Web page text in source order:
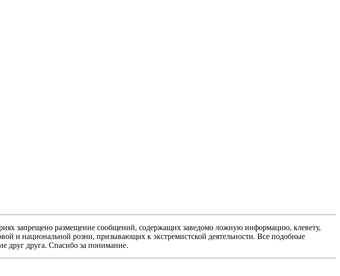
запрещено размещение сообщений, содержащих заведомо ложную информацию, клевету,
и национальной розни, призывающих к экстремистской деятельности. Все подобные
друг друга. Спасибо за понимание.